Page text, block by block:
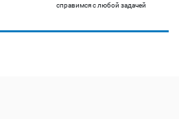
справимся с любой задачей